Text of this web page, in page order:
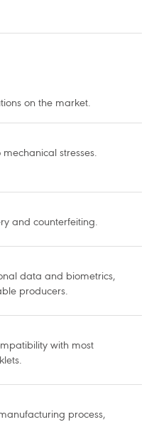
on the market.
stresses.
and counterfeiting.
data and biometrics,
producers.
with most
process,